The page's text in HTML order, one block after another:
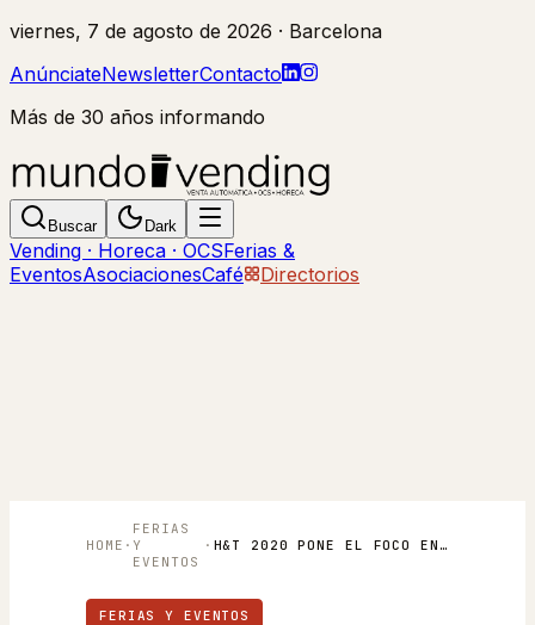
viernes, 7 de agosto de 2026 · Barcelona
AnúnciateNewsletterContacto
Más de 30 años informando
Buscar Dark
Vending · Horeca · OCSFerias &
EventosAsociacionesCafé Directorios
HOME ·
FERIAS
Y
EVENTOS
· H&T 2020 PONE EL FOCO EN LA INNOVACIÓN TURÍSTICA Y LA TRANSFORMACIÓN TECNOLÓGICA DEL SECTOR
FERIAS Y EVENTOS